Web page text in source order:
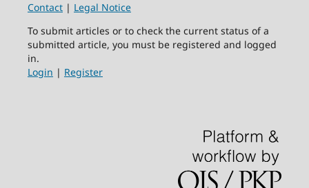
Contact| Legal Notice
To submit articles or to check the current status of a
submitted article, you must be registered and logged
in.
Login | Register